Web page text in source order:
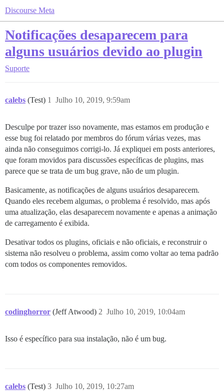
Discourse Meta
Notificações desaparecem para
alguns usuários devido ao plugin
Suporte
calebs (Test) Julho 10, 2019, 9:59am
1
Desculpe por trazer isso novamente, mas estamos em produção e
esse bug foi relatado por membros do fórum várias vezes, mas
ainda não conseguimos corrigi-lo. Já expliquei em posts anteriores,
que foram movidos para discussões específicas de plugins, mas
parece que se trata de um bug grave, não de um plugin.
Basicamente, as notificações de alguns usuários desaparecem.
Quando eles recebem algumas, o problema é resolvido, mas após
uma atualização, elas desaparecem novamente e apenas a animação
de carregamento é exibida.
Desativar todos os plugins, oficiais e não oficiais, e reconstruir o
sistema não resolveu o problema, assim como voltar ao tema padrão
com todos os componentes removidos.
codinghorror (Jeff Atwood) Julho 10, 2019, 10:04am
2
Isso é específico para sua instalação, não é um bug.
calebs (Test) Julho 10, 2019, 10:27am
3